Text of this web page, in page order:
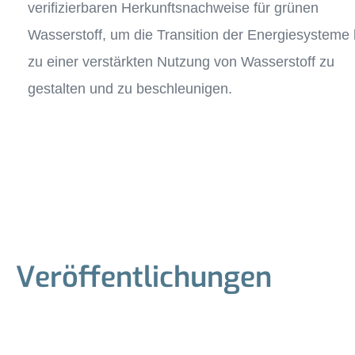
verifizierbaren Herkunftsnachweise für grünen
Wasserstoff, um die Transition der Energiesysteme
zu einer verstärkten Nutzung von Wasserstoff zu
gestalten und zu beschleunigen.
Veröffentlichungen